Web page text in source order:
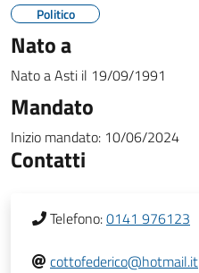
Politico
Nato a
Nato aAsti il 19/09/1991
Mandato
Inizio mandato: 10/06/2024
Contatti
Telefono:0141 976123
cottofederico@hotmail.it